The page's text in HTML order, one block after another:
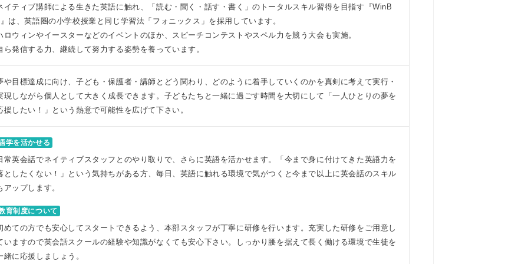
イティブ講師による生きた英語に触れ、「読む・聞く・話す・書く」のトータルスキル習得を目指す『WinB
は、英語圏の小学校授業と同じ学習法「フォニックス」を採用しています。
ロウィンやイースターなどのイベントのほか、スピーチコンテストやスペル力を競う大会も実施。
ら発信する力、継続して努力する姿勢を養っています。
や目標達成に向け、子ども・保護者・講師とどう関わり、どのように着手していくのかを真剣に考えて実行・
現しながら個人として大きく成長できます。子どもたちと一緒に過ごす時間を大切にして「一人ひとりの夢を
援したい！」という熱意で可能性を広げて下さい。
学を活かせる
常英会話でネイティブスタッフとのやり取りで、さらに英語を活かせます。「今まで身に付けてきた英語力を
としたくない！」という気持ちがある方、毎日、英語に触れる環境で気がつくと今まで以上に英会話のスキル
アップします。
育制度について
めての方でも安心してスタートできるよう、本部スタッフが丁寧に研修を行います。充実した研修をご用意し
いますので英会話スクールの経験や知識がなくても安心下さい。しっかり腰を据えて長く働ける環境で生徒を
緒に応援しましょう。